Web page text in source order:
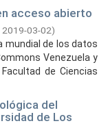
acceso abierto
2019-03-02)
mundial de los datos
Venezuela y
de Ciencias
del
de Los